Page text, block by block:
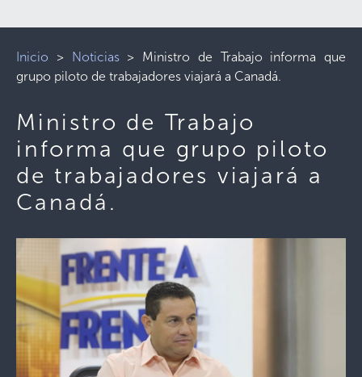
Inicio > Noticias> Ministro de Trabajo informa que
grupo piloto de trabajadores viajará a Canadá.
Ministro de Trabajo
informa que grupo piloto
de trabajadores viajará a
Canadá.